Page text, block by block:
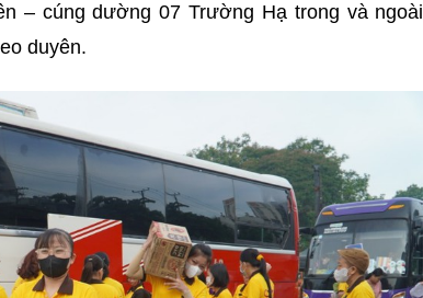
– cúng dường 07 Trường Hạ trong và ngoài
duyên.